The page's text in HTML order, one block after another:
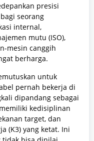
presisi
seorang
internal,
mutu (ISO),
mesin canggih
berharga.
untuk
pernah bekerja di
dipandang sebagai
kedisiplinan
target, dan
(K3) yang ketat. Ini